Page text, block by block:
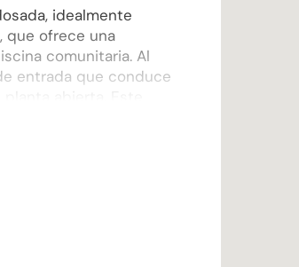
idealmente
que ofrece una
comunitaria. Al
entrada que conduce
abierta. Este
familiares como
que bañan la